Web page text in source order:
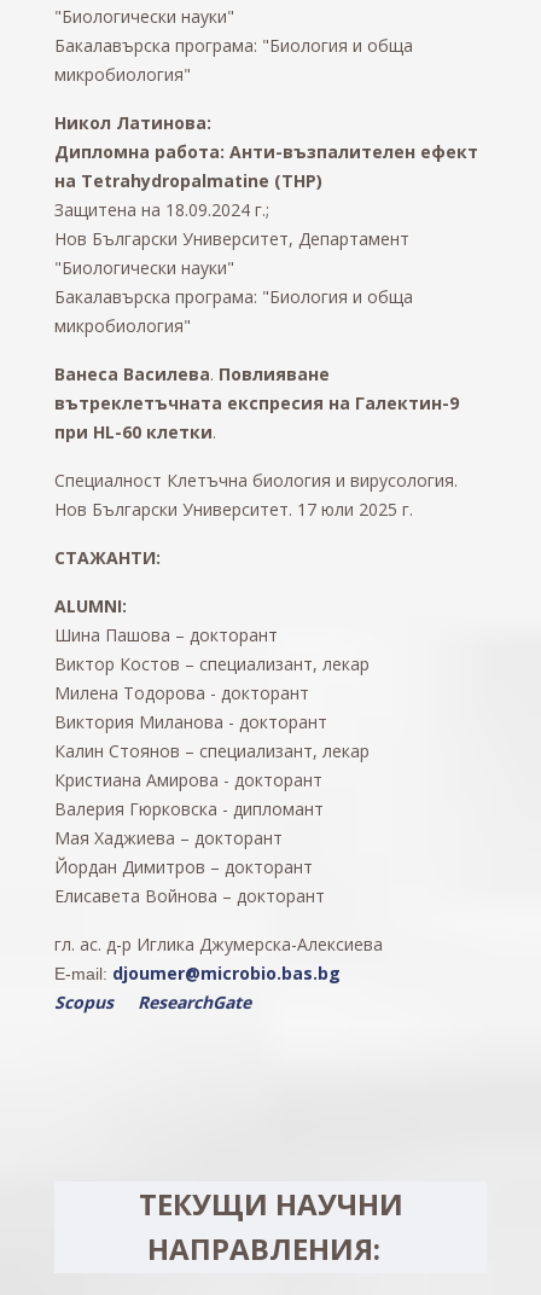
"Биологически науки"
Бакалавърска програма: "Биология и обща
микробиология"
Никол Латинова:
Дипломна работа: Анти-възпалителен ефект
на Тetrahydropalmatine (THP)
Защитена на 18.09.2024 г.;
Нов Български Университет, Департамент
"Биологически науки"
Бакалавърска програма: "Биология и обща
микробиология"
Ванеса Василева. Повлияване
вътреклетъчната експресия на Галектин-9
при HL-60 клетки.
Специалност Клетъчна биология и вирусология.
Нов Български Университет. 17 юли 2025 г.
СТАЖАНТИ:
ALUMNI:
Шина Пашова – докторант
Виктор Костов – специализант, лекар
Милена Тодорова - докторант
Виктория Миланова - докторант
Калин Стоянов – специализант, лекар
Кристиана Амирова - докторант
Валерия Гюрковска - дипломант
Мая Хаджиева – докторант
Йордан Димитров – докторант
Елисавета Войнова – докторант
гл. ас. д-р Иглика Джумерска-Алексиева
E-mail: djoumer@microbio.bas.bg
Scopus
ResearchGate
ТЕКУЩИ НАУЧНИ
НАПРАВЛЕНИЯ: